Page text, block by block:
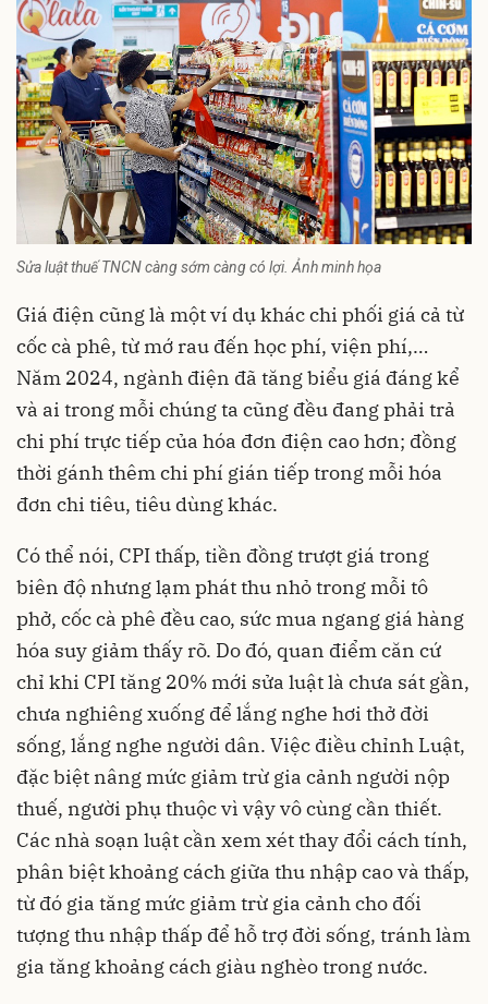
Sửa luật thuế TNCN càng sớm càng có lợi. Ảnh minh họa
Giá điện cũng là một ví dụ khác chi phối giá cả từ
cốc cà phê, từ mớ rau đến học phí, viện phí,…
Năm 2024, ngành điện đã tăng biểu giá đáng kể
và ai trong mỗi chúng ta cũng đều đang phải trả
chi phí trực tiếp của hóa đơn điện cao hơn; đồng
thời gánh thêm chi phí gián tiếp trong mỗi hóa
đơn chi tiêu, tiêu dùng khác.
Có thể nói, CPI thấp, tiền đồng trượt giá trong
biên độ nhưng lạm phát thu nhỏ trong mỗi tô
phở, cốc cà phê đều cao, sức mua ngang giá hàng
hóa suy giảm thấy rõ. Do đó, quan điểm căn cứ
chỉ khi CPI tăng 20% mới sửa luật là chưa sát gần,
chưa nghiêng xuống để lắng nghe hơi thở đời
sống, lắng nghe người dân. Việc điều chỉnh Luật,
đặc biệt nâng mức giảm trừ gia cảnh người nộp
thuế, người phụ thuộc vì vậy vô cùng cần thiết.
Các nhà soạn luật cần xem xét thay đổi cách tính,
phân biệt khoảng cách giữa thu nhập cao và thấp,
từ đó gia tăng mức giảm trừ gia cảnh cho đối
tượng thu nhập thấp để hỗ trợ đời sống, tránh làm
gia tăng khoảng cách giàu nghèo trong nước.